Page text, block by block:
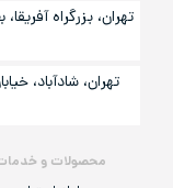
محصولات و
تهران، بزرگراه